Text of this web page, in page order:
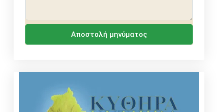
Αποστολή μηνύματος